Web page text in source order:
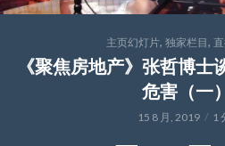
主页幻灯片, 独家栏目,
《聚焦房地产》张哲博士
危害（一）
15 8 月, 2019 1